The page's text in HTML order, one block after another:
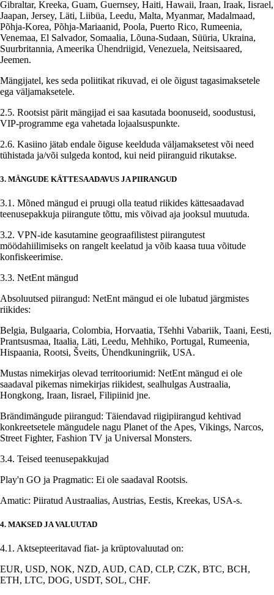
Gibraltar, Kreeka, Guam, Guernsey, Haiti, Hawaii, Iraan, Iraak, Iisrael,
Jaapan, Jersey, Läti, Liibüa, Leedu, Malta, Myanmar, Madalmaad,
Põhja-Korea, Põhja-Mariaanid, Poola, Puerto Rico, Rumeenia,
Venemaa, El Salvador, Somaalia, Lõuna-Sudaan, Süüria, Ukraina,
Suurbritannia, Ameerika Ühendriigid, Venezuela, Neitsisaared,
Jeemen.
Mängijatel, kes seda poliitikat rikuvad, ei ole õigust tagasimaksetele
ega väljamaksetele.
2.5. Rootsist pärit mängijad ei saa kasutada boonuseid, soodustusi,
VIP-programme ega vahetada lojaalsuspunkte.
2.6. Kasiino jätab endale õiguse keelduda väljamaksetest või need
tühistada ja/või sulgeda kontod, kui neid piiranguid rikutakse.
3. MÄNGUDE KÄTTESAADAVUS JA PIIRANGUD
3.1. Mõned mängud ei pruugi olla teatud riikides kättesaadavad
teenusepakkuja piirangute tõttu, mis võivad aja jooksul muutuda.
3.2. VPN-ide kasutamine geograafilistest piirangutest
möödahiilimiseks on rangelt keelatud ja võib kaasa tuua võitude
konfiskeerimise.
3.3. NetEnt mängud
Absoluutsed piirangud: NetEnt mängud ei ole lubatud järgmistes
riikides:
Belgia, Bulgaaria, Colombia, Horvaatia, Tšehhi Vabariik, Taani, Eesti,
Prantsusmaa, Itaalia, Läti, Leedu, Mehhiko, Portugal, Rumeenia,
Hispaania, Rootsi, Šveits, Ühendkuningriik, USA.
Mustas nimekirjas olevad territooriumid: NetEnt mängud ei ole
saadaval pikemas nimekirjas riikidest, sealhulgas Austraalia,
Hongkong, Iraan, Iisrael, Filipiinid jne.
Brändimängude piirangud: Täiendavad riigipiirangud kehtivad
konkreetsetele mängudele nagu Planet of the Apes, Vikings, Narcos,
Street Fighter, Fashion TV ja Universal Monsters.
3.4. Teised teenusepakkujad
Play'n GO ja Pragmatic: Ei ole saadaval Rootsis.
Amatic: Piiratud Austraalias, Austrias, Eestis, Kreekas, USA-s.
4. MAKSED JA VALUUTAD
4.1. Aktsepteeritavad fiat- ja krüptovaluutad on:
EUR, USD, NOK, NZD, AUD, CAD, CLP, CZK, BTC, BCH,
ETH, LTC, DOG, USDT, SOL, CHF.